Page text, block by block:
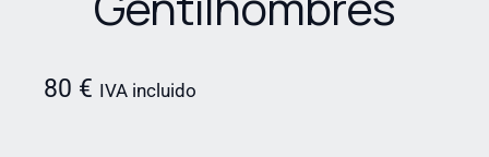
80 € IVA incluido